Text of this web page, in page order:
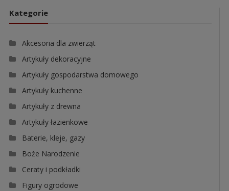
Kategorie
Akcesoria dla zwierząt
Artykuły dekoracyjne
Artykuły gospodarstwa domowego
Artykuły kuchenne
Artykuły z drewna
Artykuły łazienkowe
Baterie, kleje, gazy
Boże Narodzenie
Ceraty i podkładki
Figury ogrodowe